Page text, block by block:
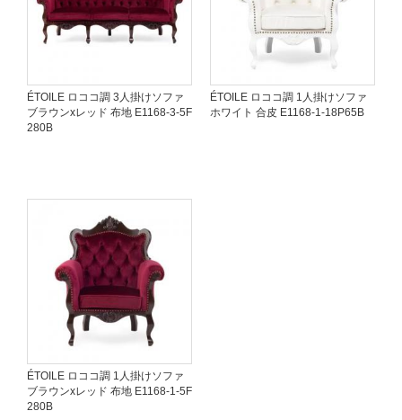
ÉTOILE ロココ調 3人掛けソファ
ブラウンxレッド 布地 E1168-3-5F
280B
ÉTOILE ロココ調 1人掛けソファ
ホワイト 合皮 E1168-1-18P65B
ÉTOILE ロココ調 1人掛けソファ
ブラウンxレッド 布地 E1168-1-5F
280B